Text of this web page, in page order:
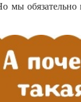
мы